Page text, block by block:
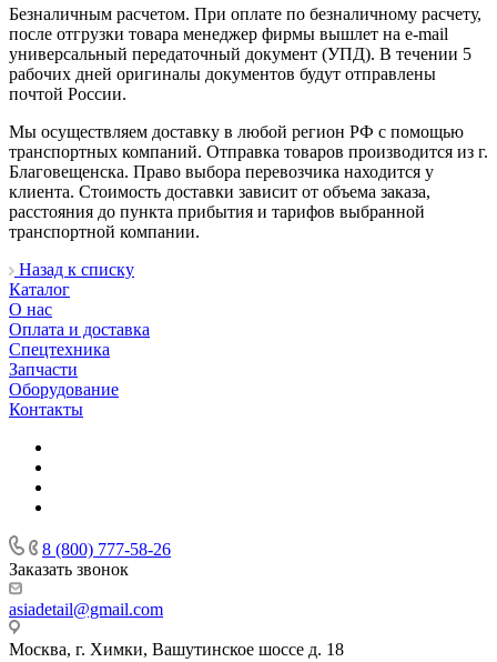
Безналичным расчетом. При оплате по безналичному расчету,
после отгрузки товара менеджер фирмы вышлет на e-mail
универсальный передаточный документ (УПД). В течении 5
рабочих дней оригиналы документов будут отправлены
почтой России.
Мы осуществляем доставку в любой регион РФ с помощью
транспортных компаний. Отправка товаров производится из г.
Благовещенска. Право выбора перевозчика находится у
клиента. Стоимость доставки зависит от объема заказа,
расстояния до пункта прибытия и тарифов выбранной
транспортной компании.
Назад к списку
Каталог
О нас
Оплата и доставка
Спецтехника
Запчасти
Оборудование
Контакты
8 (800) 777-58-26
Заказать звонок
asiadetail@gmail.com
Москва, г. Химки, Вашутинское шоссе д. 18